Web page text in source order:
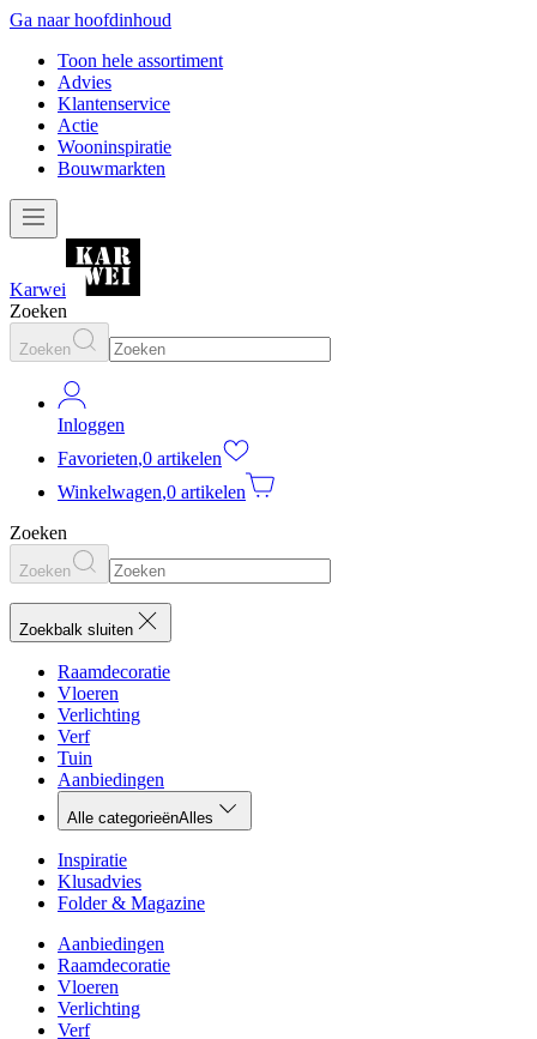
Ga naar hoofdinhoud
Toon hele assortiment
Advies
Klantenservice
Actie
Wooninspiratie
Bouwmarkten
Karwei
Zoeken
Zoeken
Inloggen
Favorieten,0 artikelen
Winkelwagen,0 artikelen
Zoeken
Zoeken
Zoekbalk sluiten
Raamdecoratie
Vloeren
Verlichting
Verf
Tuin
Aanbiedingen
Alle categorieënAlles
Inspiratie
Klusadvies
Folder & Magazine
Aanbiedingen
Raamdecoratie
Vloeren
Verlichting
Verf